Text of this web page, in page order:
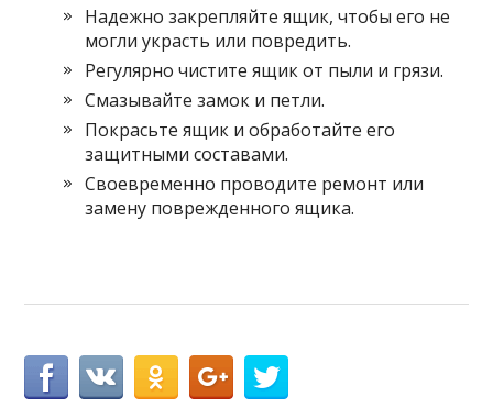
Надежно закрепляйте ящик, чтобы его не
могли украсть или повредить.
Регулярно чистите ящик от пыли и грязи.
Смазывайте замок и петли.
Покрасьте ящик и обработайте его
защитными составами.
Своевременно проводите ремонт или
замену поврежденного ящика.